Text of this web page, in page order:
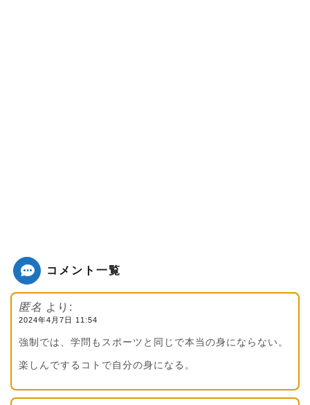
コメント一覧
匿名 より:
2024年4月7日 11:54
強制では、学問もスポーツと同じで本当の身にならない。
楽しんでするコトで自分の身になる。